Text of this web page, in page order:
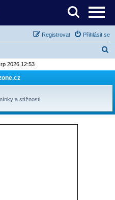
Přihlásit se
Registrovat
d
t
2026 12:53
a stížnosti